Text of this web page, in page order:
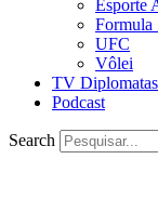
Esporte
Formula
UFC
Vôlei
TV Diplomatas
Podcast
Search